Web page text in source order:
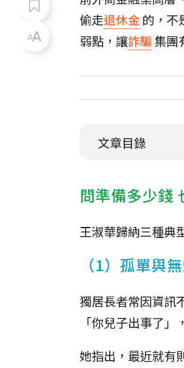
偷走退休金的，不
弱點，讓詐騙集團
文章目錄
問準備多少錢
王淑華歸納三種典
（1）孤單與
獨居長者常因資訊
「你兒子出事了
她指出，最近就有